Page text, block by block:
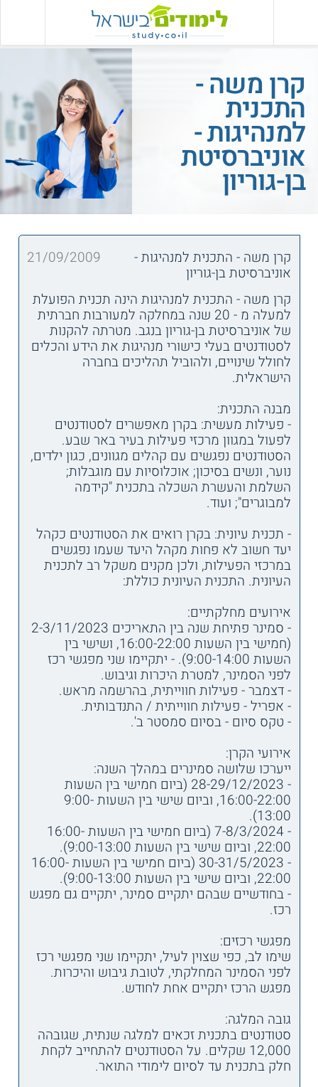
קרן משה -
התכנית
למנהיגות -
אוניברסיטת
בן-גוריון
קרן משה - התכנית למנהיגות -
אוניברסיטת בן-גוריון
21/09/2009
קרן משה - התכנית למנהיגות הינה תכנית הפועלת
למעלה מ - 20 שנה במחלקה למעורבות חברתית
של אוניברסיטת בן-גוריון בנגב. מטרתה להקנות
לסטודנטים בעלי כישורי מנהיגות את הידע והכלים
לחולל שינויים, ולהוביל תהליכים בחברה
הישראלית.
מבנה התכנית:
- פעילות מעשית: בקרן מאפשרים לסטודנטים
לפעול במגוון מרכזי פעילות בעיר באר שבע.
הסטודנטים נפגשים עם קהלים מגוונים, כגון ילדים,
נוער, ונשים בסיכון; אוכלוסיות עם מוגבלות;
השלמת והעשרת השכלה בתכנית "קידמה
למבוגרים"; ועוד.
- תכנית עיונית: בקרן רואים את הסטודנטים כקהל
יעד חשוב לא פחות מקהל היעד שעמו נפגשים
במרכזי הפעילות, ולכן מקנים משקל רב לתכנית
העיונית. התכנית העיונית כוללת:
אירועים מחלקתיים:
- סמינר פתיחת שנה בין התאריכים 2-3/11/2023
(חמישי בין השעות 16:00-22:00, ושישי בין
השעות 9:00-14:00). - יתקיימו שני מפגשי רכז
לפני הסמינר, למטרת היכרות וגיבוש.
- דצמבר - פעילות חווייתית, בהרשמה מראש.
- אפריל - פעילות חווייתית / התנדבותית.
- טקס סיום - בסיום סמסטר ב'.
אירועי הקרן:
ייערכו שלושה סמינרים במהלך השנה:
- 28-29/12/2023 (ביום חמישי בין השעות
16:00-22:00, וביום שישי בין השעות 9:00-
13:00).
- 7-8/3/2024 (ביום חמישי בין השעות 16:00-
22:00, וביום שישי בין השעות 9:00-13:00).
- 30-31/5/2023 (ביום חמישי בין השעות 16:00-
22:00, וביום שישי בין השעות 9:00-13:00).
- בחודשיים שבהם יתקיים סמינר, יתקיים גם מפגש
רכז.
מפגשי רכזים:
שימו לב, כפי שצוין לעיל, יתקיימו שני מפגשי רכז
לפני הסמינר המחלקתי, לטובת גיבוש והיכרות.
מפגש הרכז יתקיים אחת לחודש.
גובה המלגה:
סטודנטים בתכנית זכאים למלגה שנתית, שגובהה
12,000 שקלים. על הסטודנטים להתחייב לקחת
חלק בתכנית עד לסיום לימודי התואר.